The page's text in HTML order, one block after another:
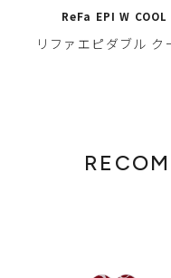
ReFa EPI W COOL
リファエピダブル ク